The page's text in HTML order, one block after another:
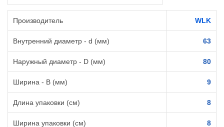
Производитель WLK
Внутренний диаметр - d (мм) 63
Наружный диаметр - D (мм) 80
Ширина - B (мм) 9
Длина упаковки (см) 8
Ширина упаковки (см) 8